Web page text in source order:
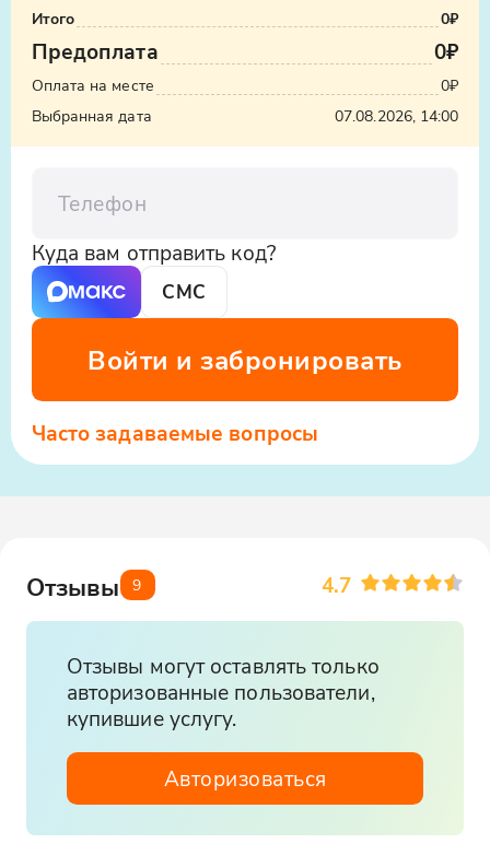
Итого
0₽
Предоплата 0₽
Оплата на месте
0₽
Выбранная дата
07.08.2026, 14:00
Куда вам отправить код?
СМС
Войти и забронировать
Часто задаваемые вопросы
Отзывы 9 4.7
Отзывы могут оставлять только
авторизованные пользователи,
купившие услугу.
Авторизоваться